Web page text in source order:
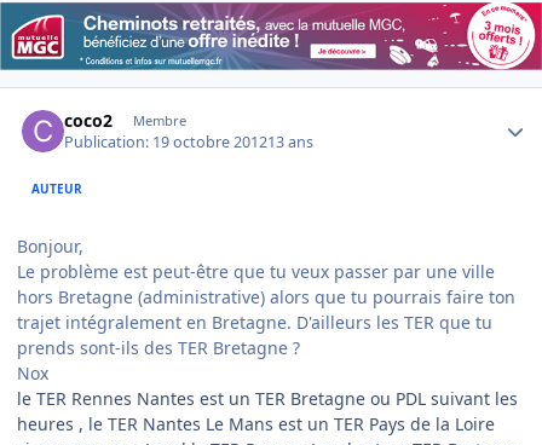
coco2 Membre
Publication: 19 octobre 201213 ans
AUTEUR
Bonjour,
Le problème est peut-être que tu veux passer par une ville
hors Bretagne (administrative) alors que tu pourrais faire ton
trajet intégralement en Bretagne. D'ailleurs les TER que tu
prends sont-ils des TER Bretagne ?
Nox
le TER Rennes Nantes est un TER Bretagne ou PDL suivant les
heures , le TER Nantes Le Mans est un TER Pays de la Loire